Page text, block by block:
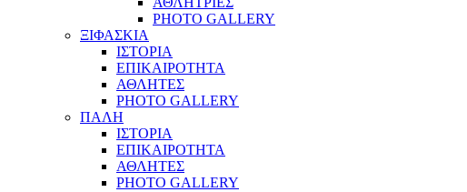
PHOTO GALLERY
ΞΙΦΑΣΚΙΑ
ΙΣΤΟΡΙΑ
ΕΠΙΚΑΙΡΟΤΗΤΑ
ΑΘΛΗΤΕΣ
PHOTO GALLERY
ΠΑΛΗ
ΙΣΤΟΡΙΑ
ΕΠΙΚΑΙΡΟΤΗΤΑ
ΑΘΛΗΤΕΣ
PHOTO GALLERY